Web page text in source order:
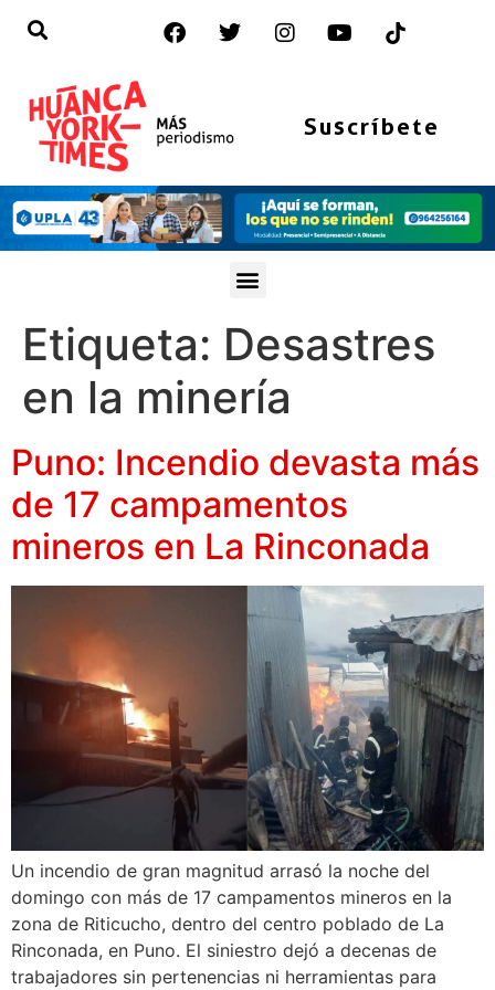
Suscríbete
Etiqueta: Desastres
en la minería
Puno: Incendio devasta más
de 17 campamentos
mineros en La Rinconada
Un incendio de gran magnitud arrasó la noche del
domingo con más de 17 campamentos mineros en la
zona de Riticucho, dentro del centro poblado de La
Rinconada, en Puno. El siniestro dejó a decenas de
trabajadores sin pertenencias ni herramientas para